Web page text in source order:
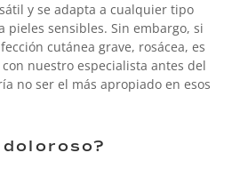
y se adapta a cualquier tipo
pieles sensibles. Sin embargo, si
cutánea grave, rosácea, es
nuestro especialista antes del
no ser el más apropiado en esos
doloroso?